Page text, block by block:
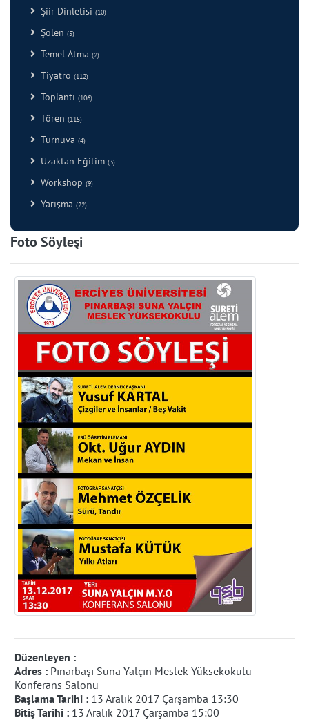
Şiir Dinletisi (10)
Şölen (5)
Temel Atma (2)
Tiyatro (112)
Toplantı (106)
Tören (115)
Turnuva (4)
Uzaktan Eğitim (3)
Workshop (9)
Yarışma (22)
Foto Söyleşi
Düzenleyen :
Adres : Pınarbaşı Suna Yalçın Meslek Yüksekokulu
Konferans Salonu
Başlama Tarihi : 13 Aralık 2017 Çarşamba 13:30
Bitiş Tarihi : 13 Aralık 2017 Çarşamba 15:00